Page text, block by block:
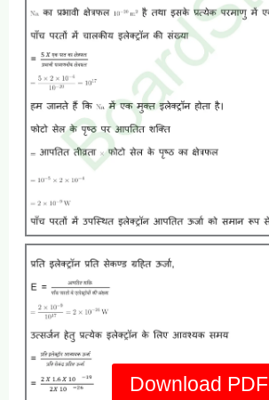
Download PDF